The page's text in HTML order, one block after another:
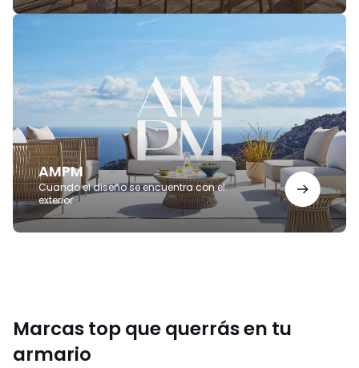
AMPM
Cuando el diseño se encuentra con el
exterior
AMPM
Marcas top que querrás en tu
armario